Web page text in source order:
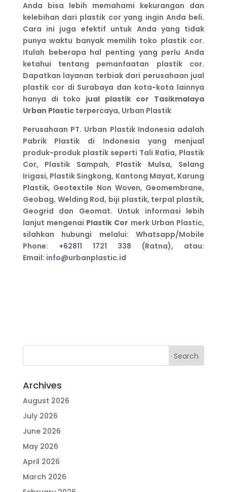
Anda bisa lebih memahami kekurangan dan
kelebihan dari plastik cor yang ingin Anda beli.
Cara ini juga efektif untuk Anda yang tidak
punya waktu banyak memilih toko plastik cor.
Itulah beberapa hal penting yang perlu Anda
ketahui tentang pemanfaatan plastik cor.
Dapatkan layanan terbiak dari perusahaan jual
plastik cor di Surabaya dan kota-kota lainnya
hanya di toko jual plastik cor Tasikmalaya
Urban Plasticterpercaya, Urban Plastik
Perusahaan PT. Urban Plastik Indonesia adalah
Pabrik Plastik di Indonesia yang menjual
produk-produk plastik seperti Tali Rafia, Plastik
Cor, Plastik Sampah, Plastik Mulsa, Selang
Irigasi, Plastik Singkong, Kantong Mayat, Karung
Plastik, Geotextile Non Woven, Geomembrane,
Geobag, Welding Rod, biji plastik, terpal plastik,
Geogrid dan Geomat. Untuk informasi lebih
lanjut mengenai Plastik Cor merk Urban Plastic,
silahkan hubungi melalui: Whatsapp/Mobile
Phone: +62811 1721 338 (Ratna), atau:
Email: info@urbanplastic.id
Archives
August 2026
July 2026
June 2026
May 2026
April 2026
March 2026